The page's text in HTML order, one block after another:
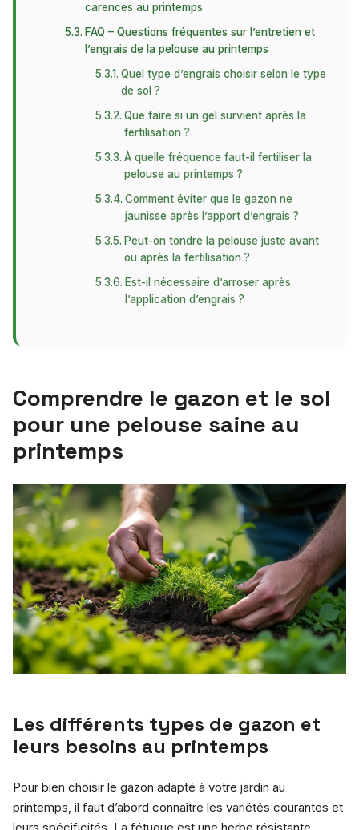
carences au printemps
FAQ – Questions fréquentes sur l’entretien et
l’engrais de la pelouse au printemps
Quel type d’engrais choisir selon le type
de sol ?
Que faire si un gel survient après la
fertilisation ?
À quelle fréquence faut-il fertiliser la
pelouse au printemps ?
Comment éviter que le gazon ne
jaunisse après l’apport d’engrais ?
Peut-on tondre la pelouse juste avant
ou après la fertilisation ?
Est-il nécessaire d’arroser après
l’application d’engrais ?
Comprendre le gazon et le sol
pour une pelouse saine au
printemps
Les différents types de gazon et
leurs besoins au printemps
Pour bien choisir le gazon adapté à votre jardin au
printemps, il faut d’abord connaître les variétés courantes et